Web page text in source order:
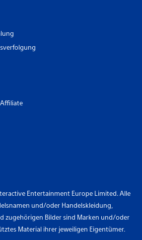
Entertainment Europe Limited. Alle
und/oder Handelskleidung,
zugehörigen Bilder sind Marken und/oder
Material ihrer jeweiligen Eigentümer.